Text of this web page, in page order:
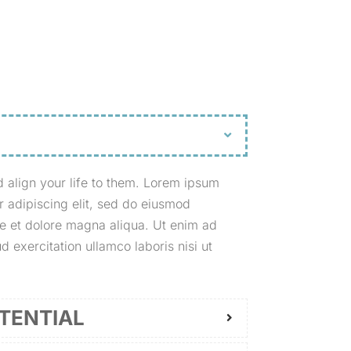
align your life to them. Lorem ipsum
adipiscing elit, sed do eiusmod
et dolore magna aliqua. Ut enim ad
exercitation ullamco laboris nisi ut